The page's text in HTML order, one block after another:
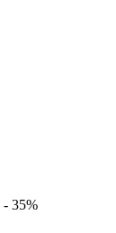
- 35%